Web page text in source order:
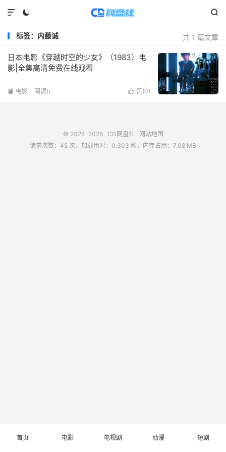
 

共 1 篇文章
标签：内藤诚
日本电影《穿越时空的少女》（1983）电
影|全集高清免费在线观看
 赞(0)
 电影 阅读()
© 2024-2026 CD网盘社
网站地图
请求次数：45 次，加载用时：0.303 秒，内存占用：7.08 MB
首页 电影 电视剧 动漫 短剧